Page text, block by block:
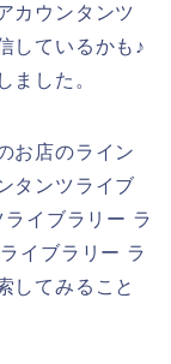
カウンタンツ
しているかも♪
ました。
お店のライン
タンツライブ
イブラリー ラ
イブラリー ラ
してみること